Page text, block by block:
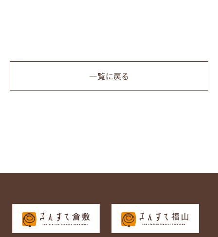
一覧に戻る